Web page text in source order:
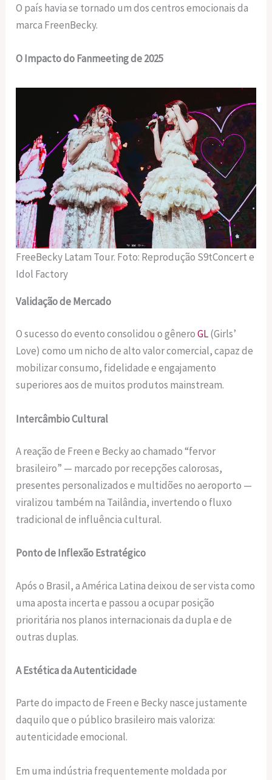
O país havia se tornado um dos centros emocionais da
marca FreenBecky.
O Impacto do Fanmeeting de 2025
FreeBecky Latam Tour. Foto: Reprodução S9tConcert e
Idol Factory
Validação de Mercado
O sucesso do evento consolidou o gêneroGL(Girls’
Love) como um nicho de alto valor comercial, capaz de
mobilizar consumo, fidelidade e engajamento
superiores aos de muitos produtos mainstream.
Intercâmbio Cultural
A reação de Freen e Becky ao chamado “fervor
brasileiro” — marcado por recepções calorosas,
presentes personalizados e multidões no aeroporto —
viralizou também na Tailândia, invertendo o fluxo
tradicional de influência cultural.
Ponto de Inflexão Estratégico
Após o Brasil, a América Latina deixou de ser vista como
uma aposta incerta e passou a ocupar posição
prioritária nos planos internacionais da dupla e de
outras duplas.
A Estética da Autenticidade
Parte do impacto de Freen e Becky nasce justamente
daquilo que o público brasileiro mais valoriza:
autenticidade emocional.
Em uma indústria frequentemente moldada por